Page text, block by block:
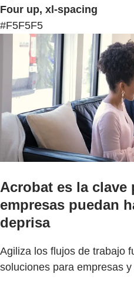
Four up, xl-spacing
#F5F5F5
Acrobat es la clave
empresas puedan
deprisa
Agiliza los flujos de trabajo
soluciones para empresas